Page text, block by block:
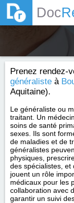
Doc
Prenez rendez-
généraliste à
Aquitaine).
Le généraliste ou
traitant. Un
soins de santé
sexes. Ils sont
de maladies et de
généralistes
physiques,
des spécialistes, et
jouent un rôle
médicaux pour les
collaboration avec
garantir un suivi